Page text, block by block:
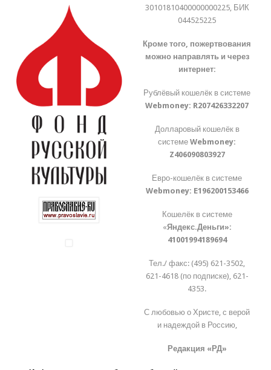
30101810400000000225, БИК
044525225
Кроме того, пожертвования
можно направлять и через
интернет:
Рублёвый кошелёк в системе
Webmoney: R207426332207
Долларовый кошелёк в
системеWebmoney:
Z406090803927
Евро-кошелёк в системе
Webmoney: E196200153466
Кошелёк в системе
«Яндекс.Деньги»:
41001994189694
Тел./ факс: (495) 621-3502,
621-4618 (по подписке), 621-
4353.
С любовью о Христе, с верой
и надеждой в Россию,
Редакция «РД»